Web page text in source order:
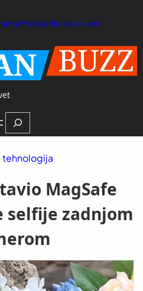
Pretplatite se na vesti
Search
tehnologija
MagSafe
selfije zadnjom